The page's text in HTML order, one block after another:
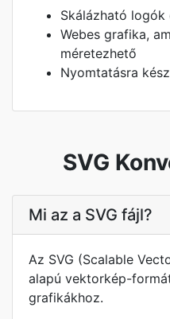
Skálázható
Webes grafika,
méretezhető
Nyomtatásra
SVG
Mi az a SVG fájl?
Az SVG (Scalable
alapú vektorkép-
grafikákhoz.